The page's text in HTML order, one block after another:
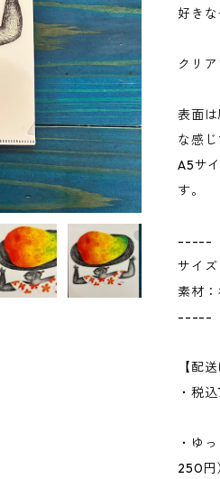
好き
クリ
表面
な感じ
A5サ
す。
-----
サイ
素材
-----
【配
・税
・ゆ
250円